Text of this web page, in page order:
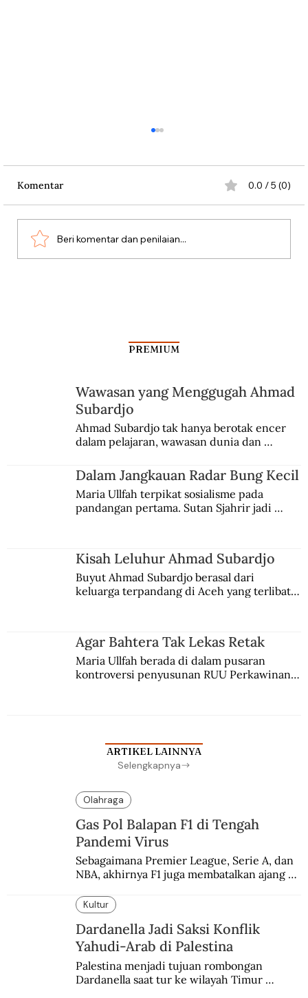
Dari Srebrenica ke Palestina
Komentar 0.0 / 5 (0)
Beri komentar dan penilaian...
PREMIUM
Wawasan yang Menggugah Ahmad
Subardjo
Ahmad Subardjo tak hanya berotak encer
dalam pelajaran, wawasan dunia dan
Jules Verne, Multatuli, hingga Sun Yat-sen.
Dalam Jangkauan Radar Bung Kecil
Maria Ullfah terpikat sosialisme pada
pandangan pertama. Sutan Sjahrir jadi
Kisah Leluhur Ahmad Subardjo
Buyut Ahmad Subardjo berasal dari
keluarga terpandang di Aceh yang terlibat
Agar Bahtera Tak Lekas Retak
Maria Ullfah berada di dalam pusaran
kontroversi penyusunan RUU Perkawinan.
ARTIKEL LAINNYA
Selengkapnya
Olahraga
Gas Pol Balapan F1 di Tengah
Pandemi Virus
Sebagaimana Premier League, Serie A, dan
NBA, akhirnya F1 juga membatalkan ajang
enam dekade lampau.
Kultur
Dardanella Jadi Saksi Konflik
Yahudi-Arab di Palestina
Palestina menjadi tujuan rombongan
Dardanella saat tur ke wilayah Timur